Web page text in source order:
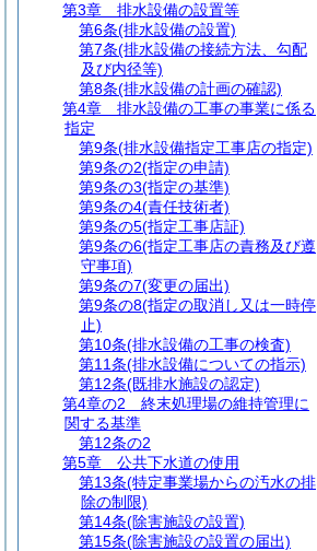
第3章
排水設備の設置等
第6条(排水設備の設置)
第7条(排水設備の接続方法、勾配
及び内径等)
第8条(排水設備の計画の確認)
第4章
排水設備の工事の事業に係る
指定
第9条(排水設備指定工事店の指定)
第9条の2(指定の申請)
第9条の3(指定の基準)
第9条の4(責任技術者)
第9条の5(指定工事店証)
第9条の6(指定工事店の責務及び遵
守事項)
第9条の7(変更の届出)
第9条の8(指定の取消し又は一時停
止)
第10条(排水設備の工事の検査)
第11条(排水設備についての指示)
第12条(既排水施設の認定)
第4章の2
終末処理場の維持管理に
関する基準
第12条の2
第5章
公共下水道の使用
第13条(特定事業場からの汚水の排
除の制限)
第14条(除害施設の設置)
第15条(除害施設の設置の届出)